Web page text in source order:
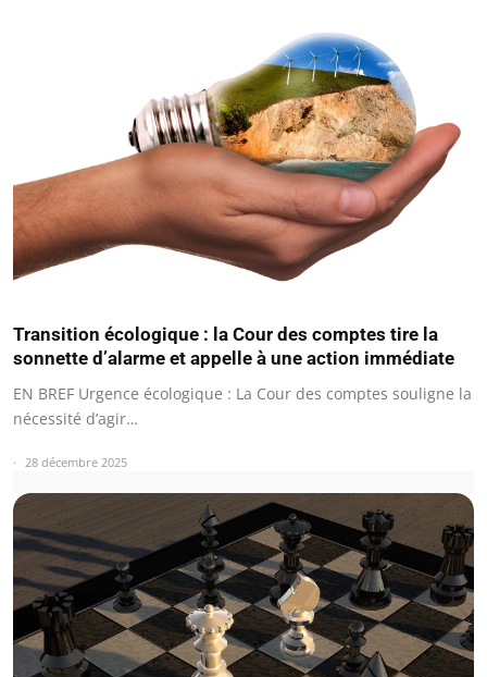
Transition écologique : la Cour des comptes tire la
sonnette d’alarme et appelle à une action immédiate
EN BREF Urgence écologique : La Cour des comptes souligne la
nécessité d’agir…
28 décembre 2025